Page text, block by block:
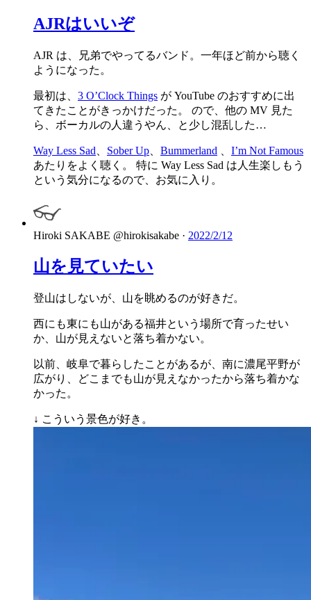
AJRはいいぞ
AJR は、兄弟でやってるバンド。一年ほど前から聴く
ようになった。
最初は、 3 O’Clock Things が YouTube のおすすめに出
てきたことがきっかけだった。 ので、他の MV 見た
ら、ボーカルの人違うやん、と少し混乱した…
Way Less Sad Sober Up Bummerland
I’m Not Famous
あたりをよく聴く。 特に Way Less Sad は人生楽しもう
という気分になるので、お気に入り。
Hiroki SAKABE @hirokisakabe · 2022/2/12
山を見ていたい
登山はしないが、山を眺めるのが好きだ。
西にも東にも山がある福井という場所で育ったせい
か、山が見えないと落ち着かない。
以前、岐阜で暮らしたことがあるが、南に濃尾平野が
広がり、どこまでも山が見えなかったから落ち着かな
かった。
↓ こういう景色が好き。